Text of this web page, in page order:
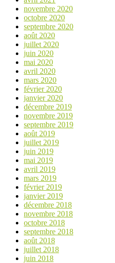
novembre 2020
octobre 2020
septembre 2020
août 2020
juillet 2020
juin 2020
mai 2020
avril 2020
mars 2020
février 2020
janvier 2020
décembre 2019
novembre 2019
septembre 2019
août 2019
juillet 2019
juin 2019
mai 2019
avril 2019
mars 2019
février 2019
janvier 2019
décembre 2018
novembre 2018
octobre 2018
septembre 2018
août 2018
juillet 2018
juin 2018